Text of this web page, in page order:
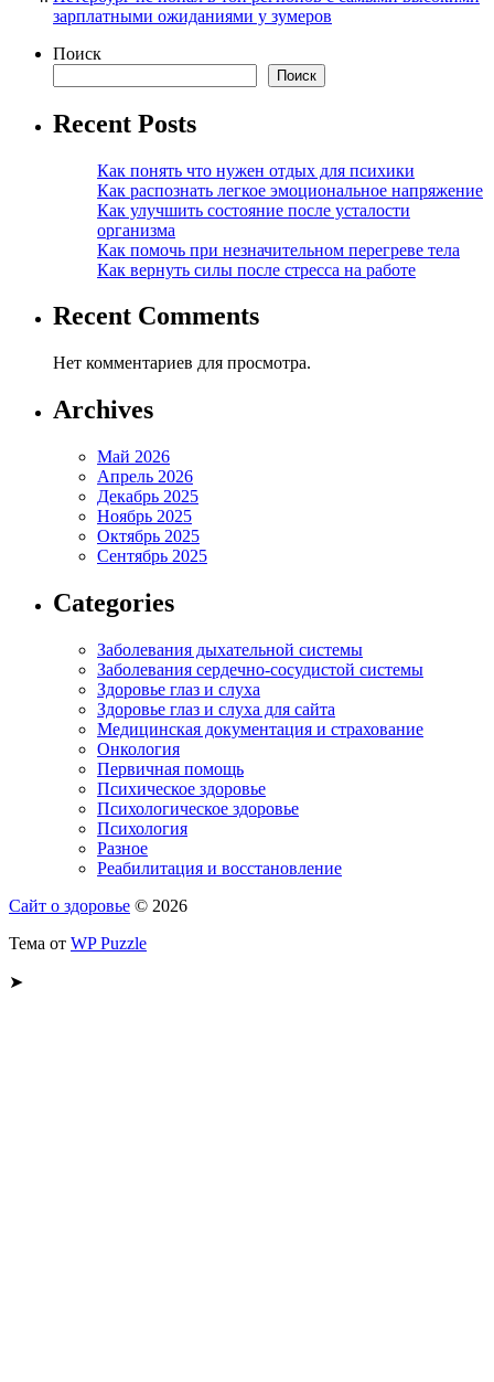
зарплатными ожиданиями у зумеров
Поиск
Поиск
Recent Posts
Как понять что нужен отдых для психики
Как распознать легкое эмоциональное напряжение
Как улучшить состояние после усталости
организма
Как помочь при незначительном перегреве тела
Как вернуть силы после стресса на работе
Recent Comments
Нет комментариев для просмотра.
Archives
Май 2026
Апрель 2026
Декабрь 2025
Ноябрь 2025
Октябрь 2025
Сентябрь 2025
Categories
Заболевания дыхательной системы
Заболевания сердечно-сосудистой системы
Здоровье глаз и слуха
Здоровье глаз и слуха для сайта
Медицинская документация и страхование
Онкология
Первичная помощь
Психическое здоровье
Психологическое здоровье
Психология
Разное
Реабилитация и восстановление
Сайт о здоровье © 2026
Тема от WP Puzzle
➤